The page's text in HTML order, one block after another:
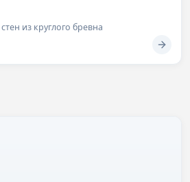
из круглого бревна